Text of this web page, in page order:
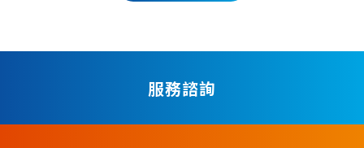
服務諮詢